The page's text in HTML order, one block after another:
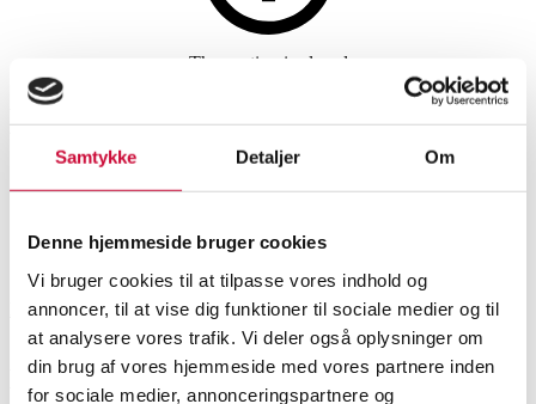
Samtykke Detaljer Om
Denne hjemmeside bruger cookies
Vi bruger cookies til at tilpasse vores indhold og
annoncer, til at vise dig funktioner til sociale medier og til
at analysere vores trafik. Vi deler også oplysninger om
din brug af vores hjemmeside med vores partnere inden
for sociale medier, annonceringspartnere og
Firearms
The auction is closed
Huglu 103 DE SGR 17 o/o
shotgun cal. 12/76
SHOWROOM
København
ESTIMATE
DKK 30,000
ITEM NUMBER
6575515
Description